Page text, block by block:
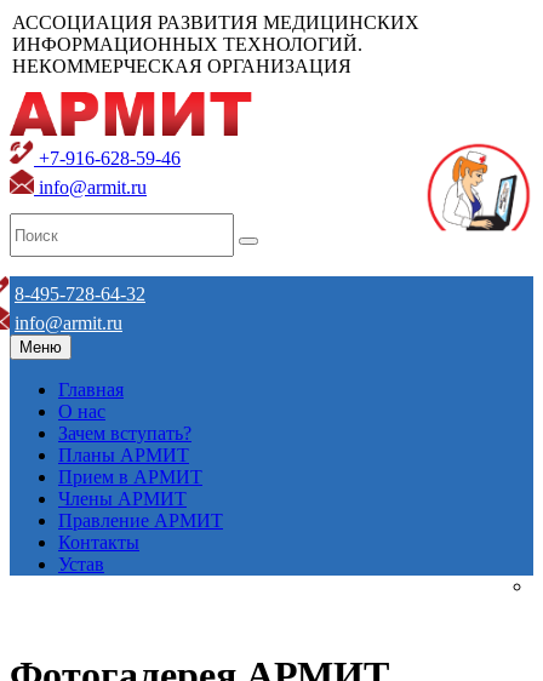
АССОЦИАЦИЯ РАЗВИТИЯ МЕДИЦИНСКИХ
ИНФОРМАЦИОННЫХ ТЕХНОЛОГИЙ.
НЕКОММЕРЧЕСКАЯ ОРГАНИЗАЦИЯ
+7-916-628-59-46
info@armit.ru
8-495-728-64-32
info@armit.ru
Меню
Главная
О нас
Зачем вступать?
Планы АРМИТ
Прием в АРМИТ
Члены АРМИТ
Правление АРМИТ
Контакты
Устав